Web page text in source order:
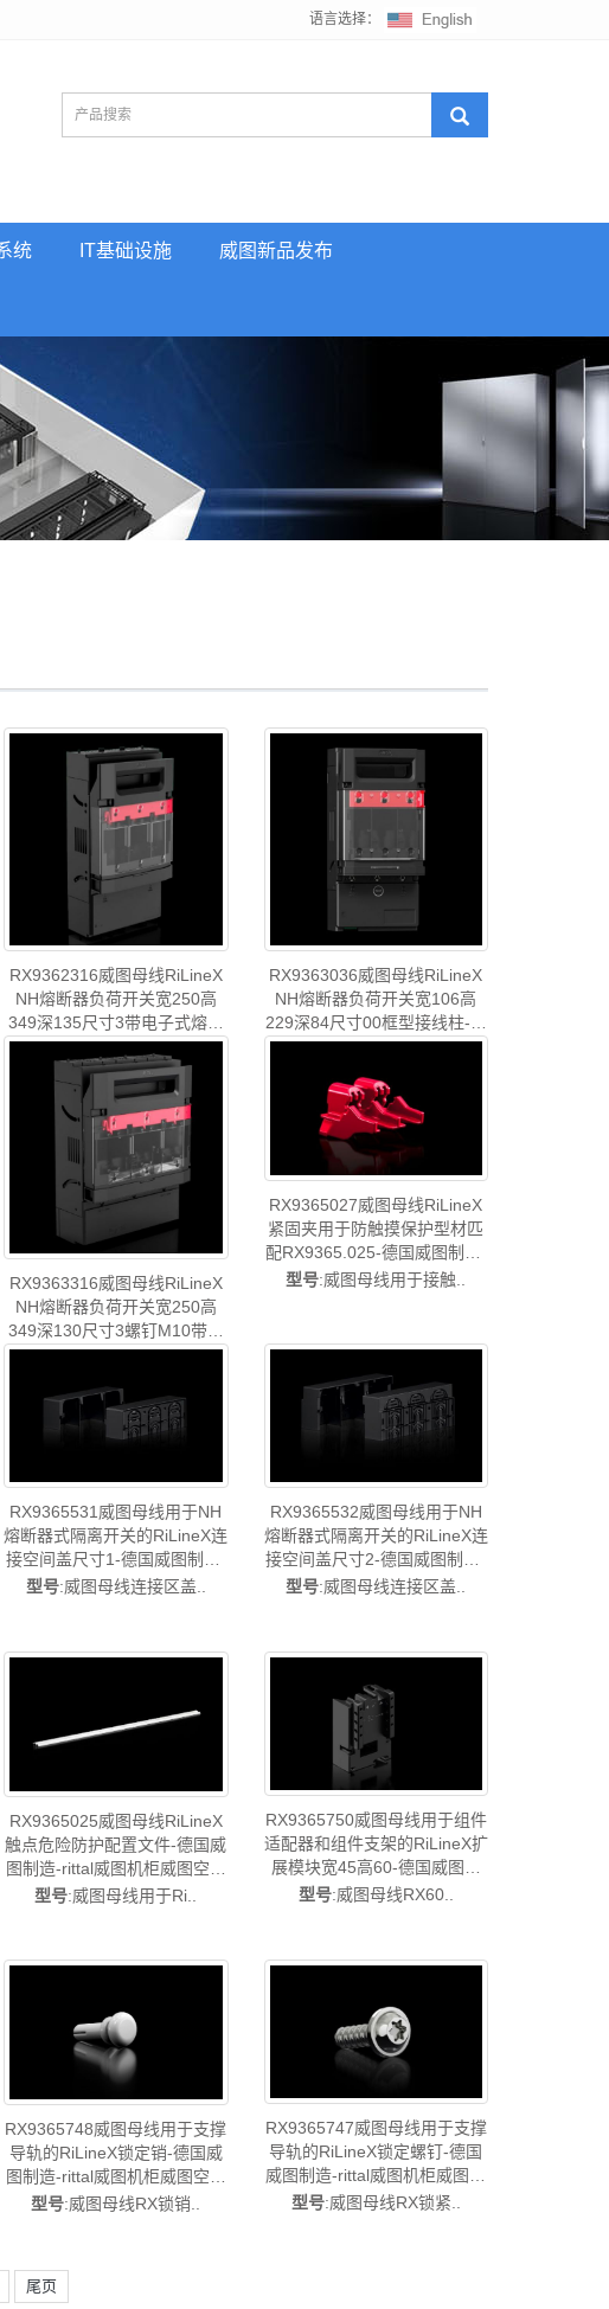
语言选择：
统 IT基础设施 威图新品发布
RX9362316威图母线RiLineX
NH熔断器负荷开关宽250高
349深135尺寸3带电子式熔丝
监控-德国威图制造-rittal威图
铜排威图小母线威图配件威图
售后RX9362.316
:威图母线RX N..
RX9363036威图母线RiLineX
NH熔断器负荷开关宽106高
229深84尺寸00框型接线柱-德
国威图制造-rittal威图铜排威图
RX9363.036
RX9363316威图母线RiLineX
NH熔断器负荷开关宽250高
349深130尺寸3螺钉M10带电
子式熔丝监控-德国威图制造-
配件威图售后RX9363.316
RX9365027威图母线RiLineX
紧固夹用于防触摸保护型材匹
配RX9365.025-德国威图制造-
rittal威图铜排威图小母线威图
型号:威图母线用于接触..
RX9365531威图母线用于NH
熔断器式隔离开关的RiLineX连
接空间盖尺寸1-德国威图制造-
rittal威图机柜威图空调维修威
型号:威图母线连接区盖..
RX9365532威图母线用于NH
熔断器式隔离开关的RiLineX连
接空间盖尺寸2-德国威图制造-
rittal威图机柜威图空调维修威
型号:威图母线连接区盖..
RX9365025威图母线RiLineX
触点危险防护配置文件-德国威
图制造-rittal威图机柜威图空调
维修威图电柜威图风扇威图
型号:威图母线用于Ri..
RX9365750威图母线用于组件
适配器和组件支架的RiLineX扩
展模块宽45高60-德国威图制
造-rittal威图机柜威图空调维修
型号:威图母线RX60..
RX9365748威图母线用于支撑
导轨的RiLineX锁定销-德国威
图制造-rittal威图机柜威图空调
维修威图电柜威图风扇威图
型号:威图母线RX锁销..
RX9365747威图母线用于支撑
导轨的RiLineX锁定螺钉-德国
威图制造-rittal威图机柜威图空
调维修威图电柜威图风扇威图
型号:威图母线RX锁紧..
尾页